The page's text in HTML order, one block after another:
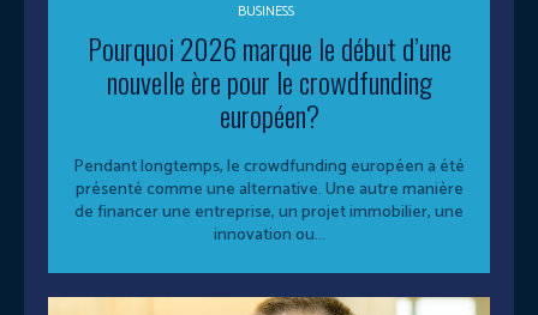
BUSINESS
Pourquoi 2026 marque le début d’une
nouvelle ère pour le crowdfunding
européen?
Pendant longtemps, le crowdfunding européen a été
présenté comme une alternative. Une autre manière
de financer une entreprise, un projet immobilier, une
innovation ou...